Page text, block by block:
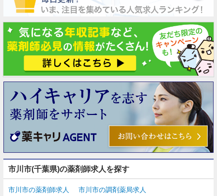
市川市(千葉県)の薬剤師求人を探す
市川市の薬剤師求人 市川市の調剤薬局求人